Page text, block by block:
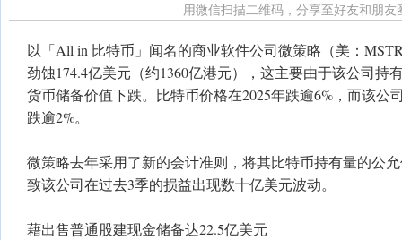
用微信扫描二维码，分享至好友和朋友
以「All in 比特币」闻名的商业软件公司微策略（美：
劲蚀174.4亿美元（约1360亿港元），这主要由于该公司持
货币储备价值下跌。比特币价格在2025年跌逾6%，而该公
跌逾2%。
微策略去年采用了新的会计准则，将其比特币持有量的公
致该公司在过去3季的损益出现数十亿美元波动。
藉出售普通股建现金储备达22.5亿美元